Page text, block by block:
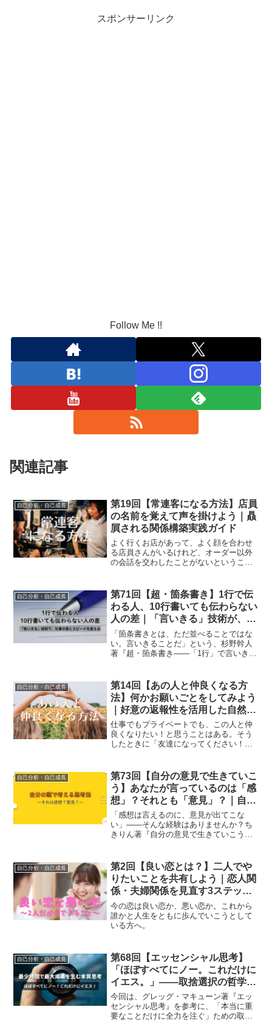
スポンサーリンク
Follow Me !!
関連記事
自己分析・自己成長
第19回【常連客になる方法】店員
の名前を覚えて声を掛けよう｜贔
屓される関係構築実践ガイド
よく行くお店があって、よく顔を合わせ
る店員さんがいるけれど、オーダー以外
の会話を交わしたことがないということ
のお店に行くことがもっと楽しくなるよ
うにしましょう！
自己分析・自己成長
第71回【超・箇条書き】1行で伝
わる人、10行書いても伝わらない
人の差｜「言いきる」技術が、仕
事の質とスピードを変える
「箇条書きとは、ただ並べることではな
い。言いきることだ」という、杉野幹人
著『超・箇条書き——「1行」で言いきる
ょう。
自己分析・自己成長
第14回【あの人と仲良くなる方
法】何かお願いごとをしてみよう
｜好意の返報性を活用した自然な
関係構築テクニック
仕事でもプライベートでも、この人と仲
良くなりたい！と思うことはある。そう
したときに「友達になってください！」
自己分析・自己成長
第73回【自分の意見で生きていこ
う】あなたが言っているのは「感
想」？それとも「意見」？｜自分
の頭で考え、生きていくための思
考法
「感想は言えるのに、意見が出てこな
い」——そんな経験はありませんか？ち
きりん著『自分の意見で生きていこう』
う。
自己分析・自己成長
第2回【良い恋とは？】二人でや
りたいことを共有しよう｜恋人関
係・夫婦関係を見直す3ステップ
実践法
今の恋は良い恋か、悪い恋か。これから
誰かと人生をともに歩んでいこうとして
いる方へ。
自己分析・自己成長
第68回【エッセンシャル思考】
「ほぼすべてにノー。これだけに
イエス。」——取捨選択の哲学が
人生を変える｜最少の時間で最大
の成果を生む本質思考の実践法
今回は、グレッグ・マキューン著『エッ
センシャル思考』を参考に、「本当に重
要なことだけに全力を注ぐ」ための取捨